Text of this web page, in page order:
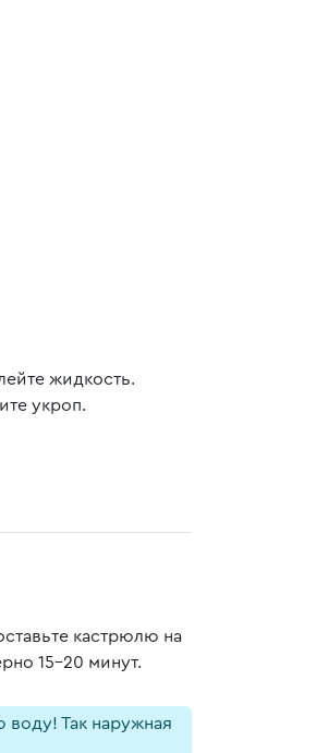
жидкость.
укроп.
кастрюлю на
15-20 минут.
Так наружная